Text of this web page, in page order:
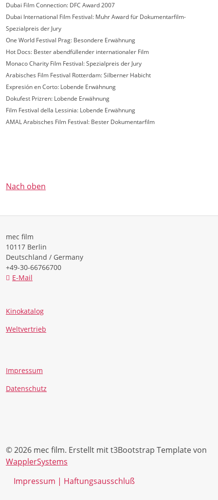
Dubai Film Connection: DFC Award 2007
Dubai International Film Festival: Muhr Award für Dokumentarfilm-
Spezialpreis der Jury
One World Festival Prag: Besondere Erwähnung
Hot Docs: Bester abendfüllender internationaler Film
Monaco Charity Film Festival: Spezialpreis der Jury
Arabisches Film Festival Rotterdam: Silberner Habicht
Expresión en Corto: Lobende Erwähnung
Dokufest Prizren: Lobende Erwähnung
Film Festival della Lessinia: Lobende Erwähnung
AMAL Arabisches Film Festival: Bester Dokumentarfilm
Nach oben
mec film
10117 Berlin
Deutschland / Germany
+49-30-66766700
E-Mail
Kinokatalog
Weltvertrieb
Impressum
Datenschutz
© 2026 mec film. Erstellt mit t3Bootstrap Template von
WapplerSystems
Impressum | Haftungsausschluß